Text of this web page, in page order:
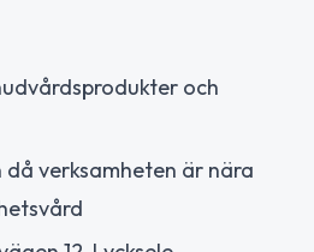
och
då verksamheten är nära